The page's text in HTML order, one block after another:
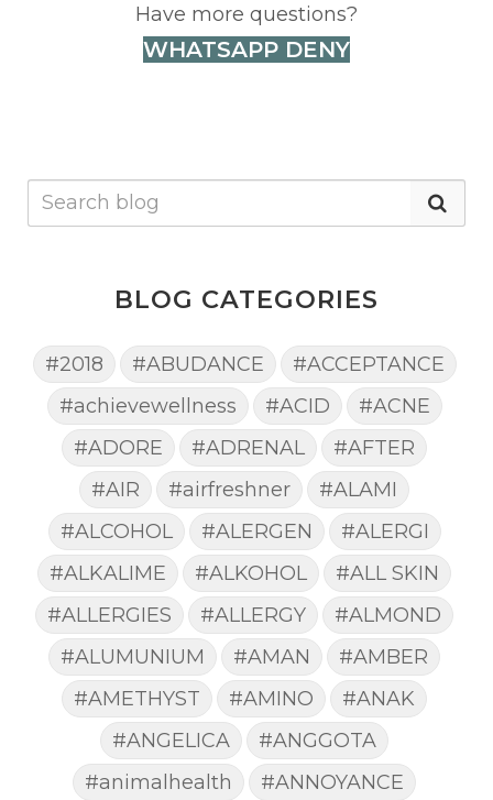
Have more questions?
WHATSAPP DENY
BLOG CATEGORIES
#2018 #ABUDANCE
#ACCEPTANCE
#achievewellness
#ACID
#ACNE
#ADORE
#ADRENAL
#AFTER
#AIR
#airfreshner
#ALAMI
#ALCOHOL
#ALERGEN
#ALERGI
#ALKALIME
#ALKOHOL
#ALL SKIN
#ALLERGIES
#ALLERGY
#ALMOND
#ALUMUNIUM
#AMAN
#AMBER
#AMETHYST
#AMINO
#ANAK
#ANGELICA
#ANGGOTA
#animalhealth
#ANNOYANCE